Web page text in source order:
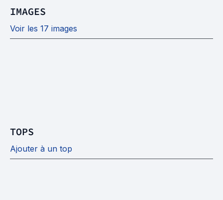
IMAGES
Voir les 17 images
TOPS
Ajouter à un top